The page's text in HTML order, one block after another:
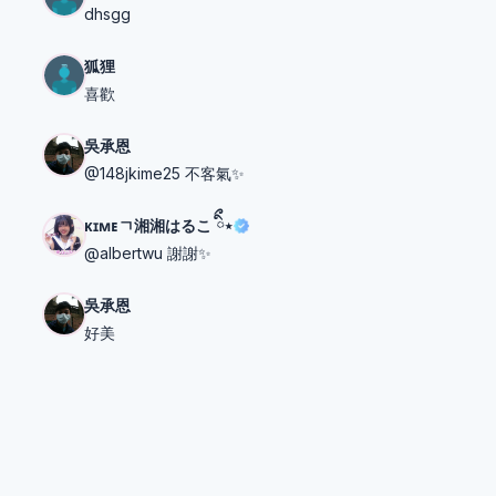
dhsgg
狐狸
喜歡
吳承恩
@148jkime25 不客氣✨
ᴋɪᴍᴇㄱ湘湘はるこ ིྀ⋆
@albertwu 謝謝✨
吳承恩
好美